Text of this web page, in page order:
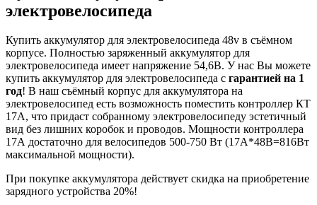
электровелосипеда
Купить аккумулятор для электровелосипеда 48v в съёмном
корпусе. Полностью заряженный аккумулятор для
электровелосипеда имеет напряжение 54,6В. У нас Вы можете
купить аккумулятор для электровелосипеда с гарантией на 1
год! В наш съёмный корпус для аккумулятора на
электровелосипед есть возможность поместить контроллер КТ
17А, что придаст собранному электровелосипеду эстетичный
вид без лишних коробок и проводов. Мощности контроллера
17А достаточно для велосипедов 500-750 Вт (17А*48В=816Вт
максимальной мощности).
При покупке аккумулятора действует скидка на приобретение
зарядного устройства 20%!